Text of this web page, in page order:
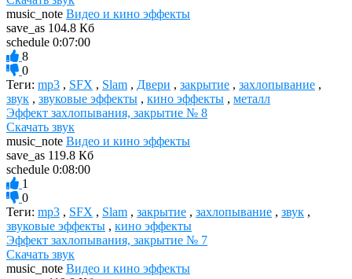
music_note Видео и кино эффекты
save_as 104.8 Кб
schedule 0:07:00
8
0
Теги: mp3 , SFX , Slam , Двери , закрытие , захлопывание ,
звук , звуковые эффекты , кино эффекты , металл
Эффект захлопывания, закрытие № 8
Скачать звук
music_note Видео и кино эффекты
save_as 119.8 Кб
schedule 0:08:00
1
0
Теги: mp3 , SFX , Slam , закрытие , захлопывание , звук ,
звуковые эффекты , кино эффекты
Эффект захлопывания, закрытие № 7
Скачать звук
music_note Видео и кино эффекты